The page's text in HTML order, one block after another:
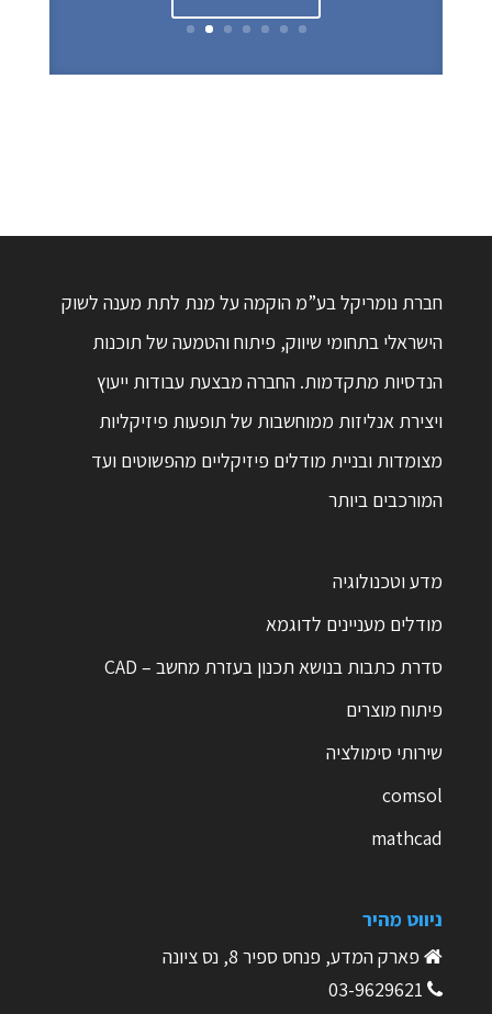
חברת נומריקל בע”מ הוקמה על מנת לתת מענה לשוק
הישראלי בתחומי שיווק, פיתוח והטמעה של תוכנות
הנדסיות מתקדמות. החברה מבצעת עבודות ייעוץ
ויצירת אנליזות ממוחשבות של תופעות פיזיקליות
מצומדות ובניית מודלים פיזיקליים מהפשוטים ועד
המורכבים ביותר
מדע וטכנולוגיה
מודלים מעניינים לדוגמא
סדרת כתבות בנושא תכנון בעזרת מחשב – CAD
פיתוח מוצרים
שירותי סימולציה
comsol
mathcad
ניווט מהיר
פארק המדע, פנחס ספיר 8, נס ציונה
03-9629621